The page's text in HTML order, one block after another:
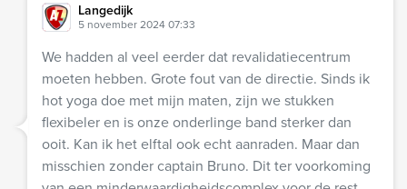
Langedijk
5 november 2024 07:33
We hadden al veel eerder dat revalidatiecentrum
moeten hebben. Grote fout van de directie. Sinds ik
hot yoga doe met mijn maten, zijn we stukken
flexibeler en is onze onderlinge band sterker dan
ooit. Kan ik het elftal ook echt aanraden. Maar dan
misschien zonder captain Bruno. Dit ter voorkoming